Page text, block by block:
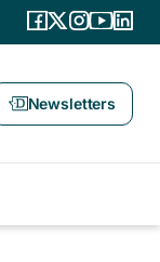
Newsletters